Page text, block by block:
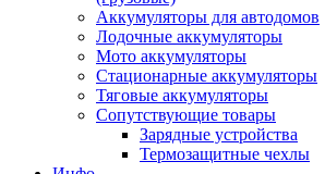
Аккумуляторы для автодомов
Лодочные аккумуляторы
Мото аккумуляторы
Стационарные аккумуляторы
Тяговые аккумуляторы
Сопутствующие товары
Зарядные устройства
Термозащитные чехлы